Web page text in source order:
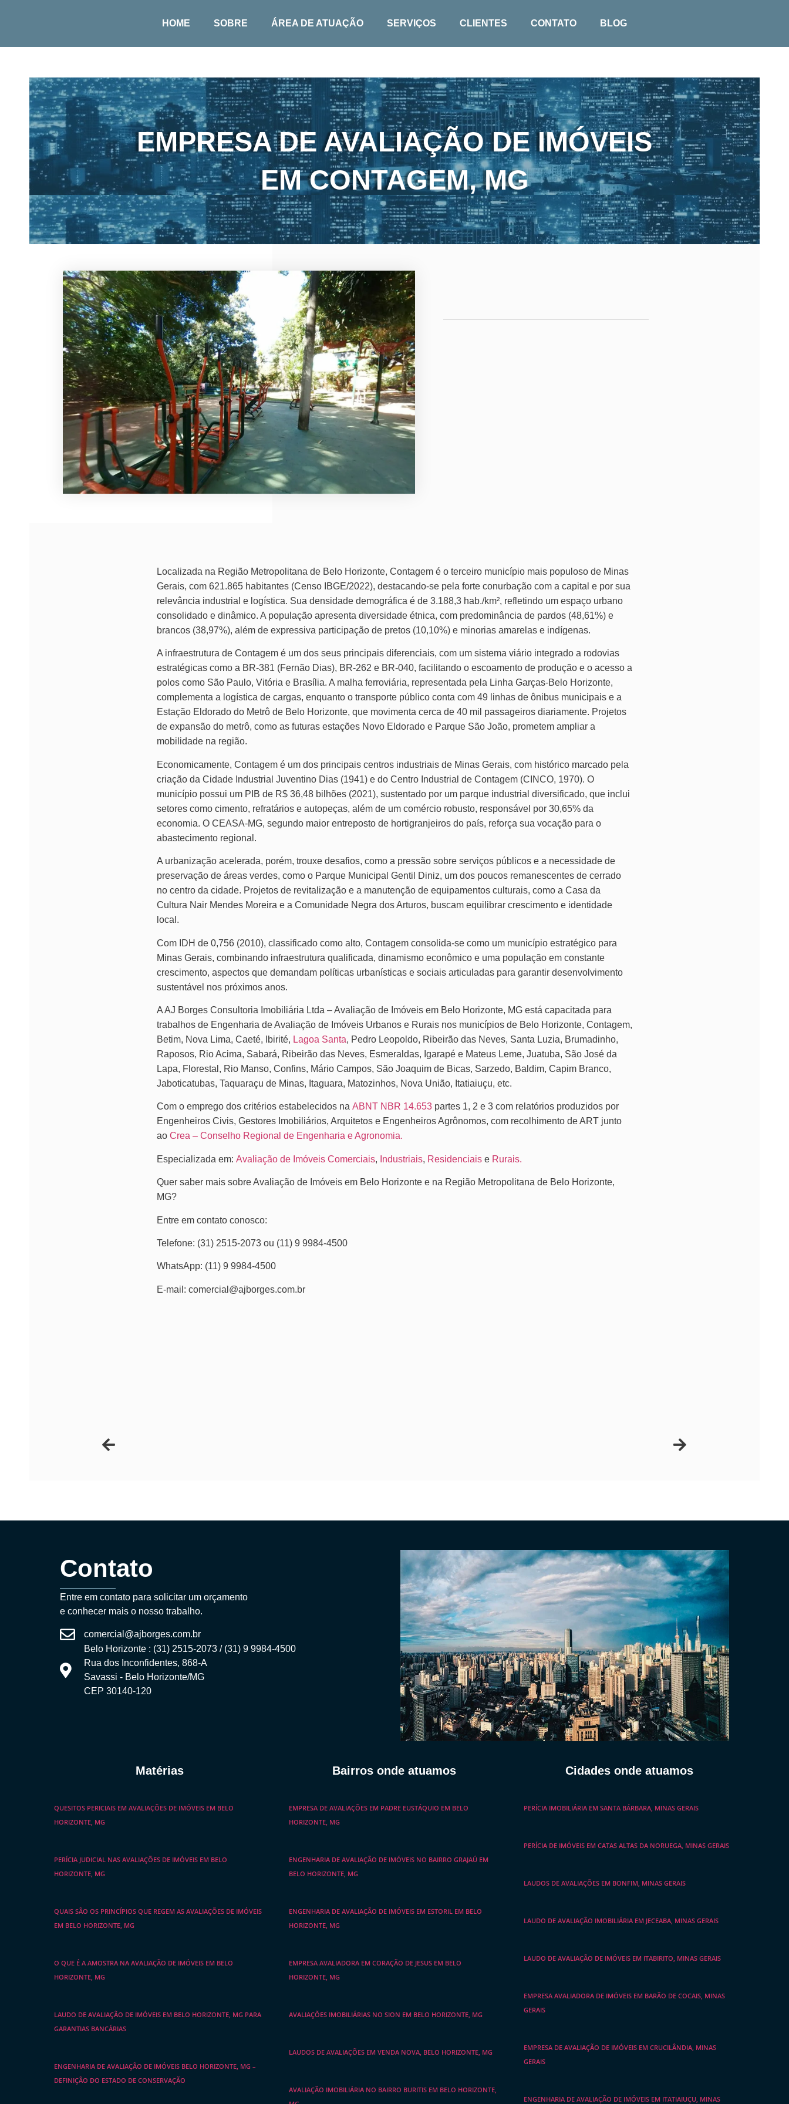
HOME SOBRE ÁREA DE ATUAÇÃO SERVIÇOS CLIENTES CONTATO BLOG
EMPRESA DE AVALIAÇÃO DE IMÓVEIS
EM CONTAGEM, MG
Localizada na Região Metropolitana de Belo Horizonte, Contagem é o terceiro município mais populoso de Minas
Gerais, com 621.865 habitantes (Censo IBGE/2022), destacando-se pela forte conurbação com a capital e por sua
relevância industrial e logística. Sua densidade demográfica é de 3.188,3 hab./km², refletindo um espaço urbano
consolidado e dinâmico. A população apresenta diversidade étnica, com predominância de pardos (48,61%) e
brancos (38,97%), além de expressiva participação de pretos (10,10%) e minorias amarelas e indígenas.
A infraestrutura de Contagem é um dos seus principais diferenciais, com um sistema viário integrado a rodovias
estratégicas como a BR-381 (Fernão Dias), BR-262 e BR-040, facilitando o escoamento de produção e o acesso a
polos como São Paulo, Vitória e Brasília. A malha ferroviária, representada pela Linha Garças-Belo Horizonte,
complementa a logística de cargas, enquanto o transporte público conta com 49 linhas de ônibus municipais e a
Estação Eldorado do Metrô de Belo Horizonte, que movimenta cerca de 40 mil passageiros diariamente. Projetos
de expansão do metrô, como as futuras estações Novo Eldorado e Parque São João, prometem ampliar a
mobilidade na região.
Economicamente, Contagem é um dos principais centros industriais de Minas Gerais, com histórico marcado pela
criação da Cidade Industrial Juventino Dias (1941) e do Centro Industrial de Contagem (CINCO, 1970). O
município possui um PIB de R$ 36,48 bilhões (2021), sustentado por um parque industrial diversificado, que inclui
setores como cimento, refratários e autopeças, além de um comércio robusto, responsável por 30,65% da
economia. O CEASA-MG, segundo maior entreposto de hortigranjeiros do país, reforça sua vocação para o
abastecimento regional.
A urbanização acelerada, porém, trouxe desafios, como a pressão sobre serviços públicos e a necessidade de
preservação de áreas verdes, como o Parque Municipal Gentil Diniz, um dos poucos remanescentes de cerrado
no centro da cidade. Projetos de revitalização e a manutenção de equipamentos culturais, como a Casa da
Cultura Nair Mendes Moreira e a Comunidade Negra dos Arturos, buscam equilibrar crescimento e identidade
local.
Com IDH de 0,756 (2010), classificado como alto, Contagem consolida-se como um município estratégico para
Minas Gerais, combinando infraestrutura qualificada, dinamismo econômico e uma população em constante
crescimento, aspectos que demandam políticas urbanísticas e sociais articuladas para garantir desenvolvimento
sustentável nos próximos anos.
A AJ Borges Consultoria Imobiliária Ltda – Avaliação de Imóveis em Belo Horizonte, MG está capacitada para
trabalhos de Engenharia de Avaliação de Imóveis Urbanos e Rurais nos municípios de Belo Horizonte, Contagem,
Betim, Nova Lima, Caeté, Ibirité, Lagoa Santa, Pedro Leopoldo, Ribeirão das Neves, Santa Luzia, Brumadinho,
Raposos, Rio Acima, Sabará, Ribeirão das Neves, Esmeraldas, Igarapé e Mateus Leme, Juatuba, São José da
Lapa, Florestal, Rio Manso, Confins, Mário Campos, São Joaquim de Bicas, Sarzedo, Baldim, Capim Branco,
Jaboticatubas, Taquaraçu de Minas, Itaguara, Matozinhos, Nova União, Itatiaiuçu, etc.
Com o emprego dos critérios estabelecidos na ABNT NBR 14.653 partes 1, 2 e 3 com relatórios produzidos por
Engenheiros Civis, Gestores Imobiliários, Arquitetos e Engenheiros Agrônomos, com recolhimento de ART junto
ao Crea – Conselho Regional de Engenharia e Agronomia.
Especializada em: Avaliação de Imóveis Comerciais, Industriais, Residenciais e Rurais.
Quer saber mais sobre Avaliação de Imóveis em Belo Horizonte e na Região Metropolitana de Belo Horizonte,
MG?
Entre em contato conosco:
Telefone: (31) 2515-2073 ou (11) 9 9984-4500
WhatsApp: (11) 9 9984-4500
E-mail: comercial@ajborges.com.br
Contato
Entre em contato para solicitar um orçamento
e conhecer mais o nosso trabalho.
comercial@ajborges.com.br
Belo Horizonte : (31) 2515-2073 / (31) 9 9984-4500
Rua dos Inconfidentes, 868-A
Savassi - Belo Horizonte/MG
CEP 30140-120
Matérias
QUESITOS PERICIAIS EM AVALIAÇÕES DE IMÓVEIS EM BELO
HORIZONTE, MG
PERÍCIA JUDICIAL NAS AVALIAÇÕES DE IMÓVEIS EM BELO
HORIZONTE, MG
QUAIS SÃO OS PRINCÍPIOS QUE REGEM AS AVALIAÇÕES DE IMÓVEIS
EM BELO HORIZONTE, MG
O QUE É A AMOSTRA NA AVALIAÇÃO DE IMÓVEIS EM BELO
HORIZONTE, MG
LAUDO DE AVALIAÇÃO DE IMÓVEIS EM BELO HORIZONTE, MG PARA
GARANTIAS BANCÁRIAS
ENGENHARIA DE AVALIAÇÃO DE IMÓVEIS BELO HORIZONTE, MG –
DEFINIÇÃO DO ESTADO DE CONSERVAÇÃO
Bairros onde atuamos
EMPRESA DE AVALIAÇÕES EM PADRE EUSTÁQUIO EM BELO
HORIZONTE, MG
ENGENHARIA DE AVALIAÇÃO DE IMÓVEIS NO BAIRRO GRAJAÚ EM
BELO HORIZONTE, MG
ENGENHARIA DE AVALIAÇÃO DE IMÓVEIS EM ESTORIL EM BELO
HORIZONTE, MG
EMPRESA AVALIADORA EM CORAÇÃO DE JESUS EM BELO
HORIZONTE, MG
AVALIAÇÕES IMOBILIÁRIAS NO SION EM BELO HORIZONTE, MG
LAUDOS DE AVALIAÇÕES EM VENDA NOVA, BELO HORIZONTE, MG
AVALIAÇÃO IMOBILIÁRIA NO BAIRRO BURITIS EM BELO HORIZONTE,
Cidades onde atuamos
PERÍCIA IMOBILIÁRIA EM SANTA BÁRBARA, MINAS GERAIS
PERÍCIA DE IMÓVEIS EM CATAS ALTAS DA NORUEGA, MINAS GERAIS
LAUDOS DE AVALIAÇÕES EM BONFIM, MINAS GERAIS
LAUDO DE AVALIAÇÃO IMOBILIÁRIA EM JECEABA, MINAS GERAIS
LAUDO DE AVALIAÇÃO DE IMÓVEIS EM ITABIRITO, MINAS GERAIS
EMPRESA AVALIADORA DE IMÓVEIS EM BARÃO DE COCAIS, MINAS
GERAIS
EMPRESA DE AVALIAÇÃO DE IMÓVEIS EM CRUCILÂNDIA, MINAS
GERAIS
ENGENHARIA DE AVALIAÇÃO DE IMÓVEIS EM ITATIAIUÇU, MINAS